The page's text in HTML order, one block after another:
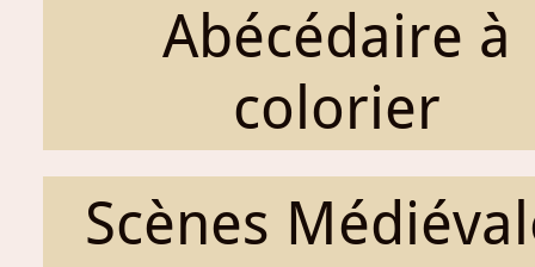
Abécédaire à
colorier
Scènes